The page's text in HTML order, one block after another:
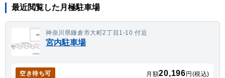
最近閲覧した月極駐車場
神奈川県鎌倉市大町2丁目1-10 付近
宮内駐車場
空き待ち可 月額20,196 円(税込)